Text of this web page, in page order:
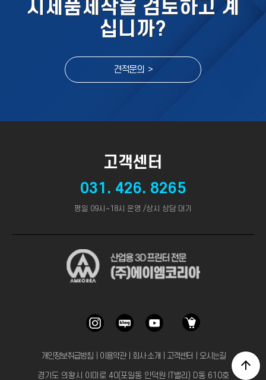
시제품제작을 검토하고 계
십니까?
견적문의 >
고객센터
031. 426. 8265
평일 09시~18시 운영 /상시 상담 대기
개인정보취급방침｜ 이용약관｜ 회사 소개 고객센터 오시는길
경기도 의왕시 이미로 40(포일동 인덕원 IT밸리) D동 610호